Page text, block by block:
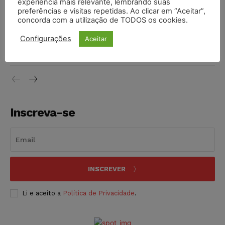
NOTÍCIAS 06/08/2026
STF inicia julgamento sobre constitucionalidade da
proibição dos jogos de azar no Brasil
Inscreva-se
INSCREVER
Li e aceito a Política de Privacidade.
preferências e visitas repetidas. Ao clicar em “Aceitar”,
concorda com a utilização de TODOS os cookies.
Configurações Aceitar